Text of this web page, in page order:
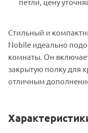
Стильный и
Nobile идеально
комнаты. Он
закрытую полку для
отличным